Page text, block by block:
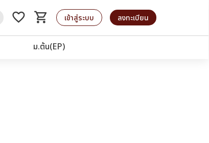
favorite_border shopping_cart
รถเข็น เข้าสู่ระบบ ลงทะเบียน
ม.ต้น(EP)